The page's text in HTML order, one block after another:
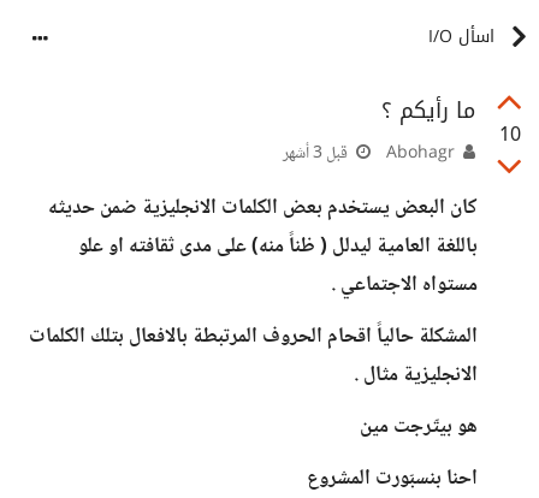
اسأل I/O
10
ما رأيكم ؟
قبل 3 أشهر
كان البعض يستخدم بعض الكلمات الانجليزية ضمن حديثه
باللغة العامية ليدلل ( ظناً منه) على مدى ثقافته او علو
مستواه الاجتماعي .
المشكلة حالياً اقحام الحروف المرتبطة بالافعال بتلك الكلمات
الانجليزية مثال .
هو بيتّرجت مين
احنا بنسبّورت المشروع